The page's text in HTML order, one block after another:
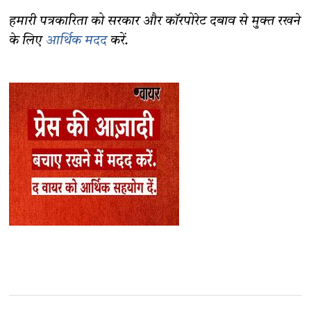
हमारी पत्रकारिता को सरकार और कॉरपोरेट दबाव से मुक्त रखने
के लिए आर्थिक मददकरें.